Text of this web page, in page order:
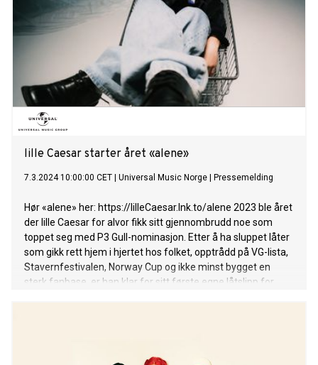
Originalversjonen av låten har toppet den svenske hitlisten
og vært inne i Topp 50 i Norge. “Kite” nærmer seg åtte
millioner streams og er listet på NRK P3 og NRJ. I april
kommer Benjamin til Oslo og spiller to utsolgte konserter på
Sentrum Secene. Ni ganger Grammy-vinner Norah Jones
slipper i dag sitt niende solo studioalbum Visions, et
samarbeid med produsenten og multi-instrumentalisten
Leon Michels. Hun slipper også en musikkvideo for låten
“Paradise”, regissert av Joelle Grace Taylor. Visions er en
lille Caesar starter året «alene»
7.3.2024 10:00:00 CET Universal Music Norge Pressemelding
Hør «alene» her: https://lilleCaesar.lnk.to/alene 2023 ble året
der lille Caesar for alvor fikk sitt gjennombrudd noe som
toppet seg med P3 Gull-nominasjon. Etter å ha sluppet låter
som gikk rett hjem i hjertet hos folket, opptrådd på VG-lista,
Stavernfestivalen, Norway Cup og ikke minst bygget en
sterk fanbase, er han klar for sitt første egne låtslipp for
selskap. Til tross for at jeg er en (som mange andre) som